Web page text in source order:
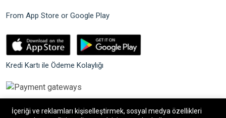
From App Store or Google Play
Kredi Kartı ile Ödeme Kolaylığı
İçeriği ve reklamları kişiselleştirmek, sosyal medya özellikleri